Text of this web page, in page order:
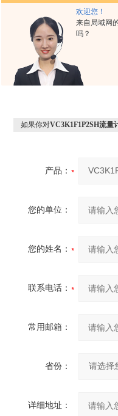
欢迎您！
来自局域网
吗？
VC3K1F1P2SH流量计
上海维特锐实业发展有
的坚特以市场为导向，
品技术不开发新产品尽
纸、电子、汽车、机床
提供报关单，原厂地证明
如果你对VC3K1F1P2SH流
产品：
您的单位：
您的姓名：
联系电话：
常用邮箱：
省份：
详细地址：